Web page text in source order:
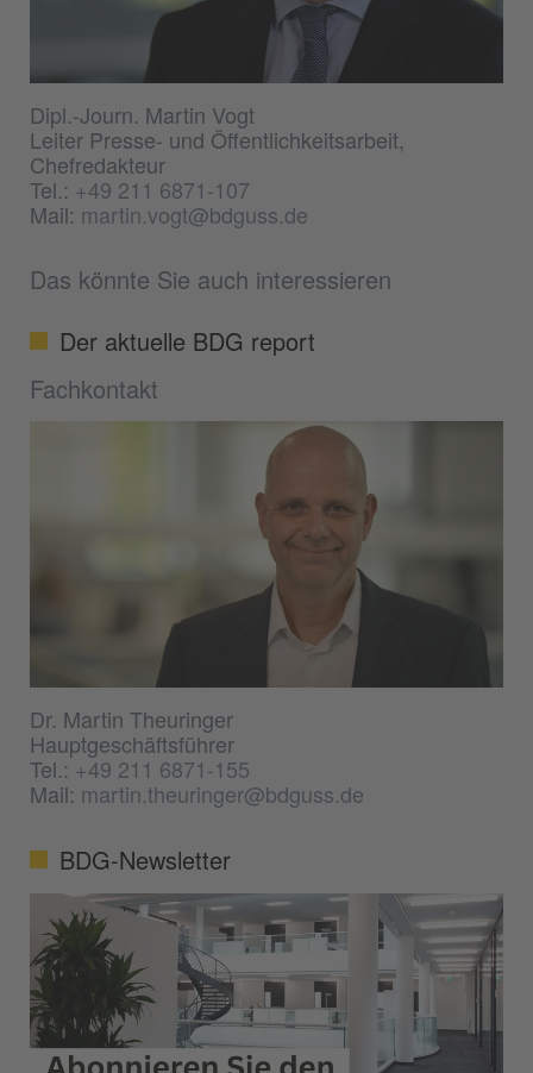
Dipl.-Journ. Martin Vogt
Leiter Presse- und Öffentlichkeitsarbeit,
Chefredakteur
Tel.: +49 211 6871-107
Mail: martin.vogt@bdguss.de
Das könnte Sie auch interessieren
Der aktuelle BDG report
Fachkontakt
Dr. Martin Theuringer
Hauptgeschäftsführer
Tel.:+49 211 6871-155
Mail: martin.theuringer@bdguss.de
BDG-Newsletter